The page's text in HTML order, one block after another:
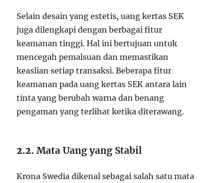
Selain desain yang estetis, uang kertas SEK
juga dilengkapi dengan berbagai fitur
keamanan tinggi. Hal ini bertujuan untuk
mencegah pemalsuan dan memastikan
keaslian setiap transaksi. Beberapa fitur
keamanan pada uang kertas SEK antara lain
tinta yang berubah warna dan benang
pengaman yang terlihat ketika diterawang.
2.2.Mata Uang yang Stabil
Krona Swedia dikenal sebagai salah satu mata